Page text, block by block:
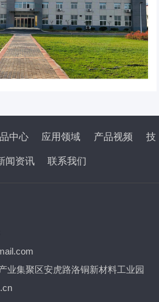
中心 应用领域 产品视频 技
闻资讯 联系我们
业集聚区安虎路洛铜新材料工业园